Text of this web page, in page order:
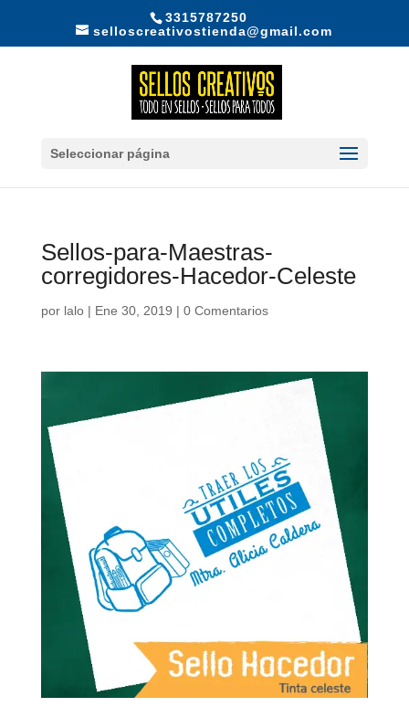
3315787250
selloscreativostienda@gmail.com
Seleccionar página
Sellos-para-Maestras-
corregidores-Hacedor-Celeste
por lalo| Ene 30, 2019 | 0 Comentarios